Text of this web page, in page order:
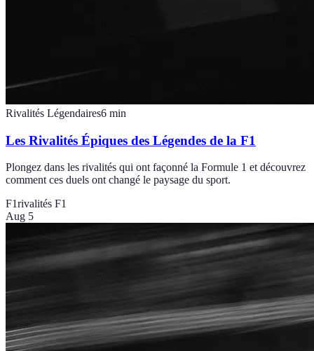
Rivalités Légendaires6 min
Les Rivalités Épiques des Légendes de la F1
Plongez dans les rivalités qui ont façonné la Formule 1 et découvrez
comment ces duels ont changé le paysage du sport.
F1rivalités F1
Aug 5